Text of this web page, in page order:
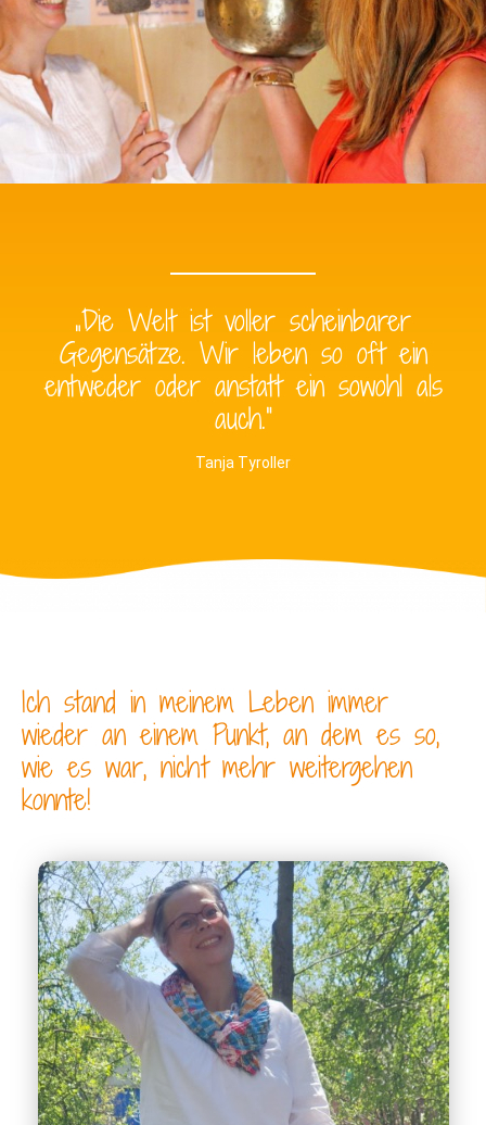
„Die Welt ist voller scheinbarer
Gegensätze. Wir leben so oft ein
entweder oder anstatt ein sowohl als
auch.“
Tanja Tyroller
Ich stand in meinem Leben immer
wieder an einem Punkt, an dem es so,
wie es war, nicht mehr weitergehen
konnte!